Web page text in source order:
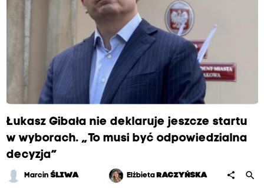
Łukasz Gibała nie deklaruje jeszcze startu
w wyborach. „To musi być odpowiedzialna
decyzja”
MarcinŚLIWA Elżbieta RACZYŃSKA share search